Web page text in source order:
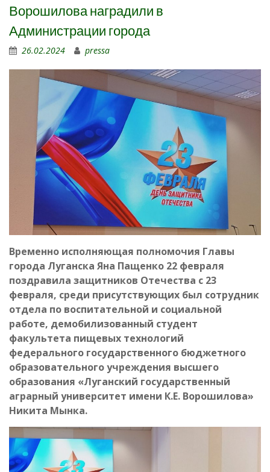
Ворошилова наградили в
Администрации города
26.02.2024 pressa
Временно исполняющая полномочия Главы
города Луганска Яна Пащенко 22 февраля
поздравила защитников Отечества с 23
февраля, среди присутствующих был сотрудник
отдела по воспитательной и социальной
работе, демобилизованный студент
факультета пищевых технологий
федерального государственного бюджетного
образовательного учреждения высшего
образования «Луганский государственный
аграрный университет имени К.Е. Ворошилова»
Никита Мынка.